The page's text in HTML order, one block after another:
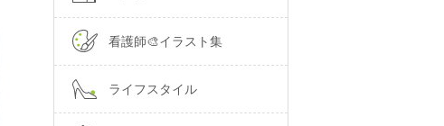
看護師🎨イラスト集
ライフスタイル